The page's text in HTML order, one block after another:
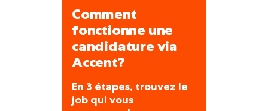
Comment
fonctionne une
candidature via
Accent?
En 3 étapes, trouvez le
job qui vous